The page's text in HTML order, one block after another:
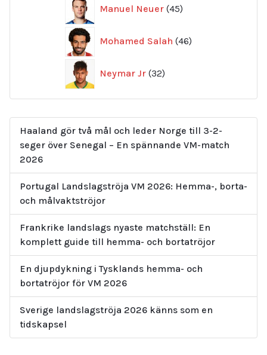
Manuel Neuer 45
produkter
Mohamed Salah 46
produkter
Neymar Jr 32
produkter
Haaland gör två mål och leder Norge till 3-2-
seger över Senegal – En spännande VM-match
2026
Portugal Landslagströja VM 2026: Hemma-, borta-
och målvaktströjor
Frankrike landslags nyaste matchställ: En
komplett guide till hemma- och bortatröjor
En djupdykning i Tysklands hemma- och
bortatröjor för VM 2026
Sverige landslagströja 2026 känns som en
tidskapsel